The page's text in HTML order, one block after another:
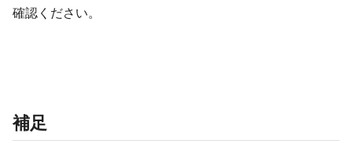
確認ください。
補足